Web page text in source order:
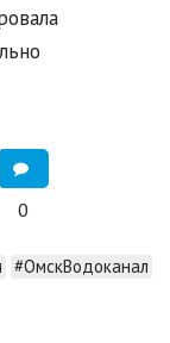
0
#ОмскВодоканал